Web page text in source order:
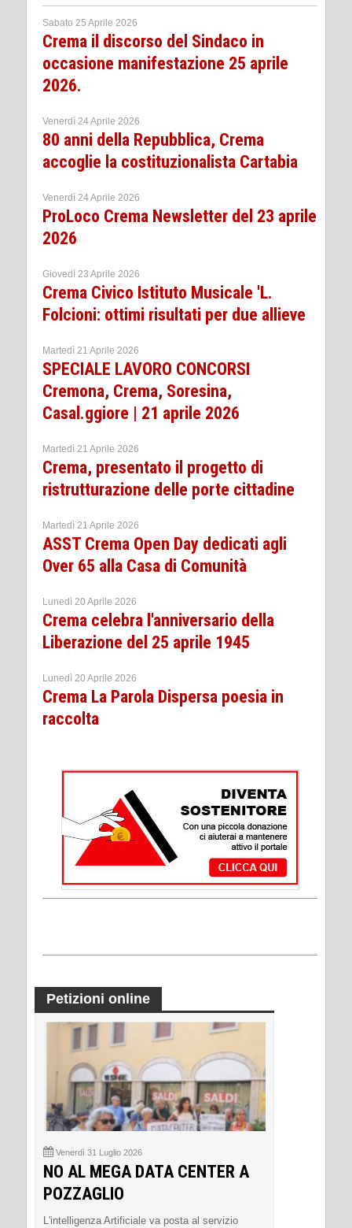
Sabato 25 Aprile 2026
Crema il discorso del Sindaco in
occasione manifestazione 25 aprile
2026.
Venerdì 24 Aprile 2026
80 anni della Repubblica, Crema
accoglie la costituzionalista Cartabia
Venerdì 24 Aprile 2026
ProLoco Crema Newsletter del 23 aprile
2026
Giovedì 23 Aprile 2026
Crema Civico Istituto Musicale 'L.
Folcioni: ottimi risultati per due allieve
Martedì 21 Aprile 2026
SPECIALE LAVORO CONCORSI
Cremona, Crema, Soresina,
Casal.ggiore | 21 aprile 2026
Martedì 21 Aprile 2026
Crema, presentato il progetto di
ristrutturazione delle porte cittadine
Martedì 21 Aprile 2026
ASST Crema Open Day dedicati agli
Over 65 alla Casa di Comunità
Lunedì 20 Aprile 2026
Crema celebra l'anniversario della
Liberazione del 25 aprile 1945
Lunedì 20 Aprile 2026
Crema La Parola Dispersa poesia in
raccolta
Petizioni online
Venerdì 31 Luglio 2026
NO AL MEGA DATA CENTER A
POZZAGLIO
L'intelligenza Artificiale va posta al servizio